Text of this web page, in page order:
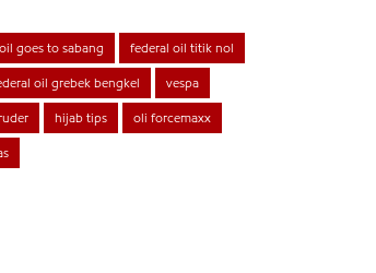
goes to sabang federal oil titik nol
oil grebek bengkel vespa
hijab tips oli forcemaxx